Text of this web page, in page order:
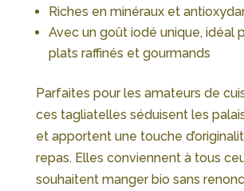
Riches en minéraux et
Avec un goût iodé unique, idéal
plats raffinés et gourmands
Parfaites pour les amateurs de
ces tagliatelles séduisent les
et apportent une touche
repas. Elles conviennent à tous
souhaitent manger bio sans